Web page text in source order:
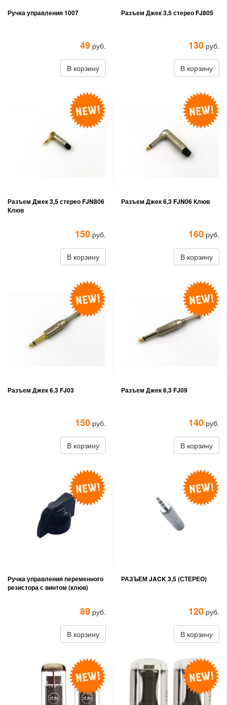
Ручка управления 1007
49 руб.
В корзину
Разъем Джек 3,5 стерео FJ805
130 руб.
В корзину
Разъем Джек 3,5 стерео FJN806
Клюв
150 руб.
В корзину
Разъем Джек 6,3 FJN06 Клюв
160 руб.
В корзину
Разъем Джек 6,3 FJ03
150 руб.
В корзину
Разъем Джек 6,3 FJ09
140 руб.
В корзину
Ручка управления переменного
резистора с винтом (клюв)
89 руб.
В корзину
РАЗЪЕМ JACK 3,5 (СТЕРЕО)
120 руб.
В корзину